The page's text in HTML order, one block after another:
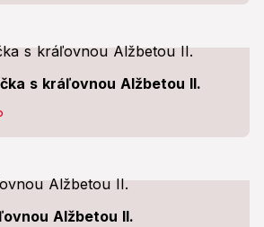
s kráľovnou Alžbetou II.
Alžbetou II.